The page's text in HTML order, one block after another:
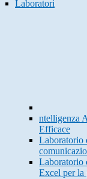
Laboratori
ntelligenza
Efficace
Laboratorio
Laboratorio
Excel per la